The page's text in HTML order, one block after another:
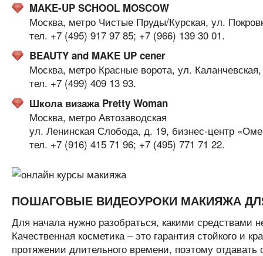
MAKE-UP SCHOOL MOSCOW
Москва, метро Чистые Пруды/Курская, ул.
тел. +7 (495) 917 97 85; +7 (966) 139 30 01.
BEAUTY and MAKE UP cener
Москва, метро Красные ворота, ул.
тел. +7 (499) 409 13 93.
Школа визажа Pretty Woman
Москва, метро Автозаводская
ул. Ленинская Слобода, д. 19, бизнес-центр
тел. +7 (916) 415 71 96; +7 (495) 771 71 22.
ПОШАГОВЫЕ ВИДЕОУРОКИ МАКИЯЖА
Для начала нужно разобраться, какими средствами
Качественная косметика – это гарантия стойкого и
протяжении длительного времени, поэтому